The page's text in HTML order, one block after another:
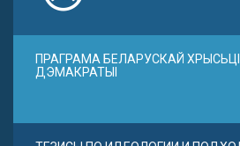
ПРАГРАМА БЕЛАРУСКАЙ
ДЭМАКРАТЫІ